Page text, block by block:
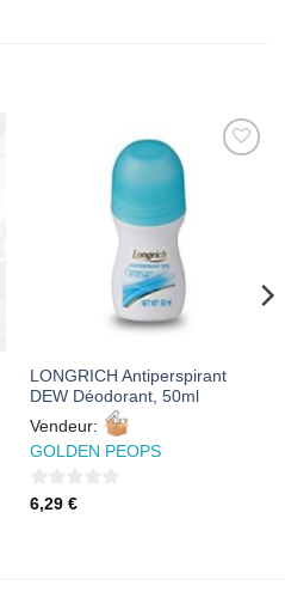
AJOUTER
À MES
FAVORIS
LONGRICH Antiperspirant
DEW Déodorant, 50ml
Vendeur:
GOLDEN PEOPS
0
6,29 €